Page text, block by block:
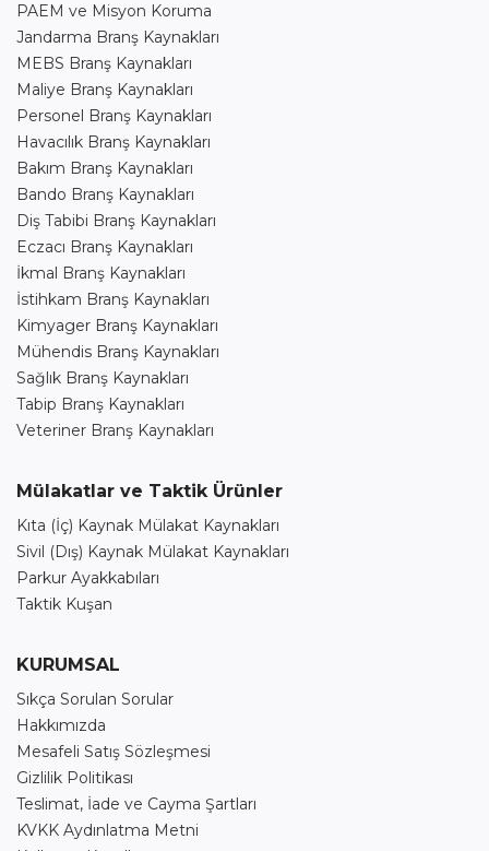
PAEM ve Misyon Koruma
Jandarma Branş Kaynakları
MEBS Branş Kaynakları
Maliye Branş Kaynakları
Personel Branş Kaynakları
Havacılık Branş Kaynakları
Bakım Branş Kaynakları
Bando Branş Kaynakları
Diş Tabibi Branş Kaynakları
Eczacı Branş Kaynakları
İkmal Branş Kaynakları
İstihkam Branş Kaynakları
Kimyager Branş Kaynakları
Mühendis Branş Kaynakları
Sağlık Branş Kaynakları
Tabip Branş Kaynakları
Veteriner Branş Kaynakları
Mülakatlar ve Taktik Ürünler
Kıta (İç) Kaynak Mülakat Kaynakları
Sivil (Dış) Kaynak Mülakat Kaynakları
Parkur Ayakkabıları
Taktik Kuşan
KURUMSAL
Sıkça Sorulan Sorular
Hakkımızda
Mesafeli Satış Sözleşmesi
Gizlilik Politikası
Teslimat, İade ve Cayma Şartları
KVKK Aydınlatma Metni